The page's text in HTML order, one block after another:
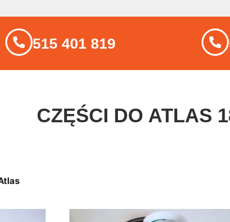
515 401 819
CZĘŚCI DO ATLAS